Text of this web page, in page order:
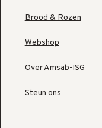
Brood & Rozen
Webshop
Over Amsab-ISG
Steun ons